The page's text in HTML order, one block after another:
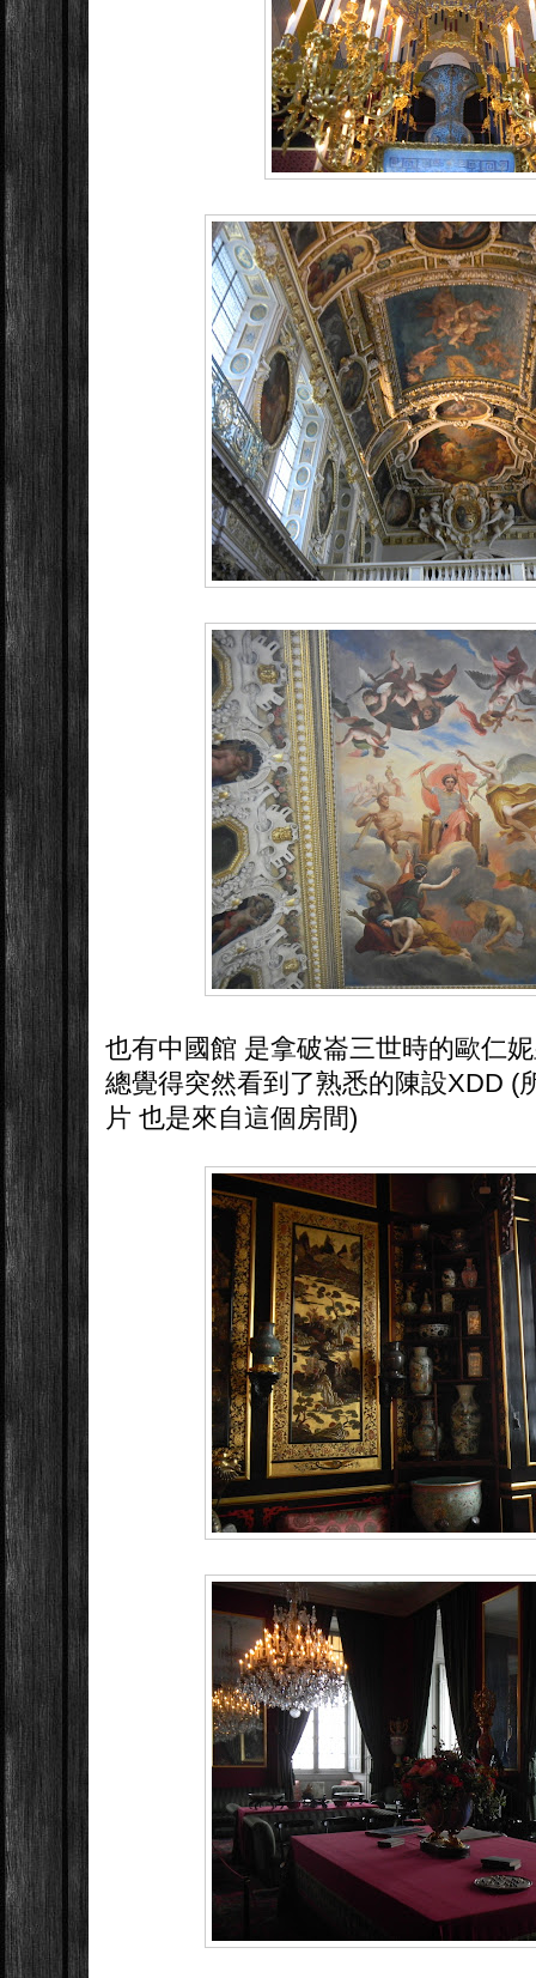
也有中國館 是拿破崙三世時的歐仁
總覺得突然看到了熟悉的陳設XDD (
片 也是來自這個房間)